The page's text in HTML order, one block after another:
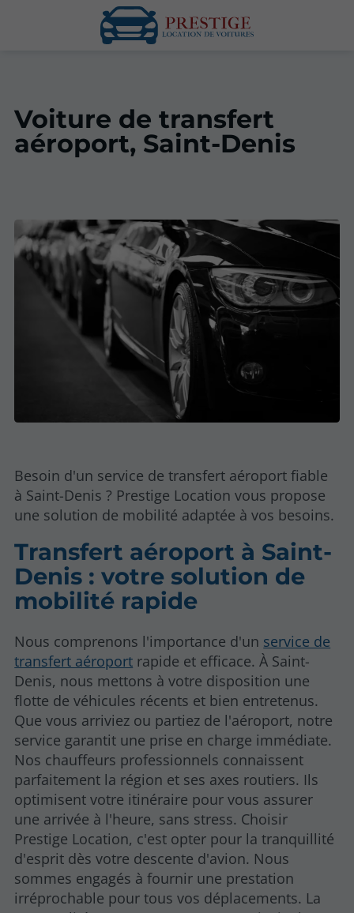
Voiture de transfert
aéroport, Saint-Denis
Besoin d'un service de transfert aéroport fiable
à Saint-Denis ? Prestige Location vous propose
une solution de mobilité adaptée à vos besoins.
Transfert aéroport à Saint-
Denis : votre solution de
mobilité rapide
Nous comprenons l'importance d'un service de
transfert aéroport rapide et efficace. À Saint-
Denis, nous mettons à votre disposition une
flotte de véhicules récents et bien entretenus.
Que vous arriviez ou partiez de l'aéroport, notre
service garantit une prise en charge immédiate.
Nos chauffeurs professionnels connaissent
parfaitement la région et ses axes routiers. Ils
optimisent votre itinéraire pour vous assurer
une arrivée à l'heure, sans stress. Choisir
Prestige Location, c'est opter pour la tranquillité
d'esprit dès votre descente d'avion. Nous
sommes engagés à fournir une prestation
irréprochable pour tous vos déplacements. La